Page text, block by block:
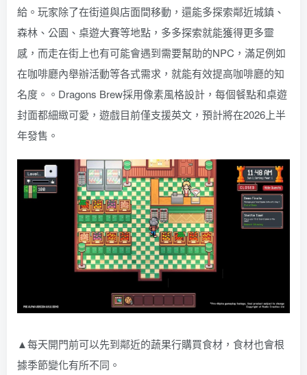
給。玩家除了在街道與店面間移動，還能多探索鄰近城鎮、
森林、公園、桌遊大賽等地點，多多探索就能獲得更多靈
感，而走在街上也有可能會遇到需要幫助的NPC，滿足例如
在咖啡廳內舉辦活動等各式需求，就能有效提高咖啡廳的知
名度。。Dragons Brew採用像素風格設計，每個餐點和桌遊
封面都細緻可愛，遊戲目前僅支援英文，預計將在2026上半
年發售。
▲每天開門前可以先到鄰近的蔬果行購買食材，食材也會根
據季節變化有所不同。